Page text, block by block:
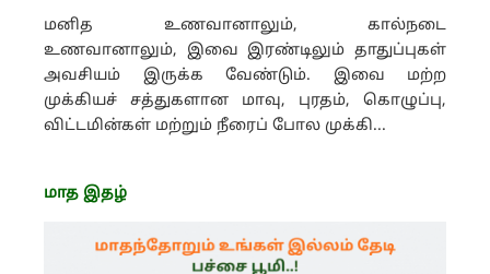
மனித உணவானாலும், கால்நடை
உணவானாலும், இவை இரண்டிலும் தாதுப்புகள்
அவசியம் இருக்க வேண்டும். இவை மற்ற
முக்கியச் சத்துகளான மாவு, புரதம், கொழுப்பு,
விட்டமின்கள் மற்றும் நீரைப் போல முக்கி...
மாத இதழ்